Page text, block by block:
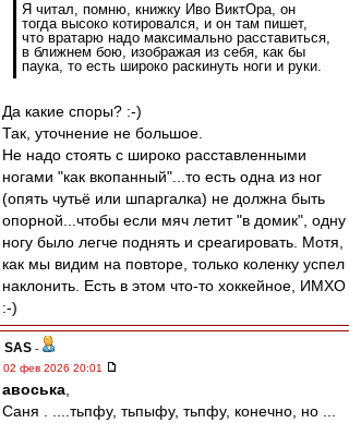
Я читал, помню, книжку Иво ВиктОра, он
тогда высоко котировался, и он там пишет,
что вратарю надо максимально расставиться,
в ближнем бою, изображая из себя, как бы
паука, то есть широко раскинуть ноги и руки.
Да какие споры? :-)
Так, уточнение не большое.
Не надо стоять с широко расставленными
ногами "как вкопанный"...то есть одна из ног
(опять чутьё или шпаргалка) не должна быть
опорной...чтобы если мяч летит "в домик", одну
ногу было легче поднять и среагировать. Мотя,
как мы видим на повторе, только коленку успел
наклонить. Есть в этом что-то хоккейное, ИМХО
:-)
SAS -
02 фев 2026 20:01
авоська
Саня . ....тьпфу, тьпыфу, тьпфу, конечно, но ...